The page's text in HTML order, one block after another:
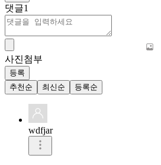
댓글1
사진첨부
등록
추천순
최신순 등록순
wdfjar